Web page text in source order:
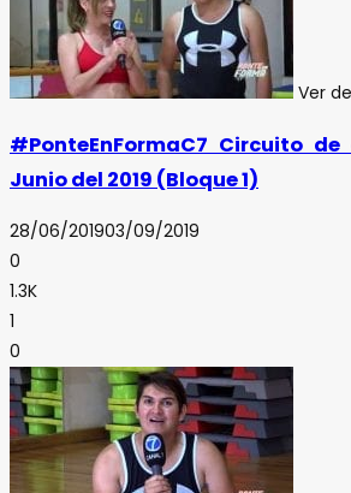
Ver
#PonteEnFormaC7 Circuito
Junio del 2019 (Bloque 1)
28/06/201903/09/2019
0
1.3K
1
0